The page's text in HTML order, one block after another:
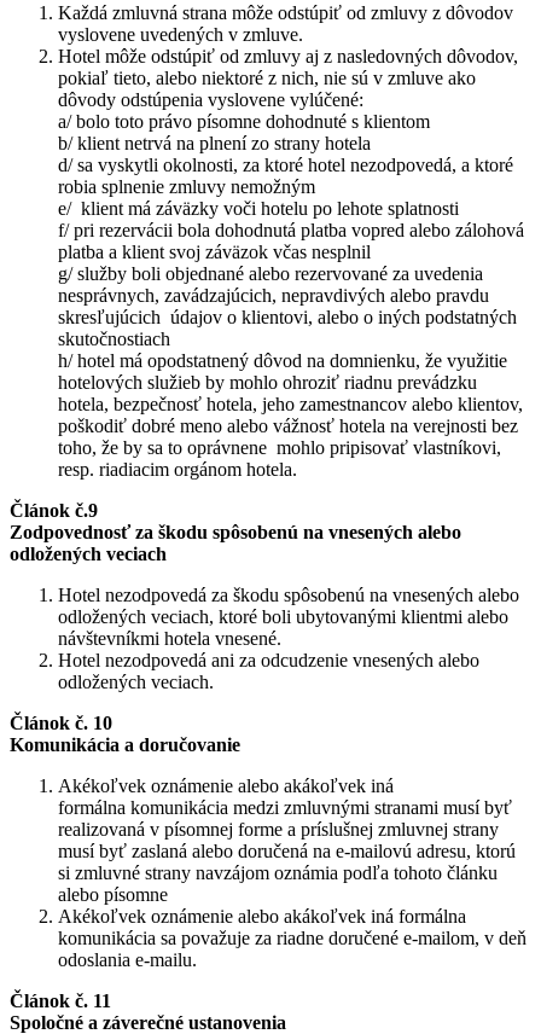
Každá zmluvná strana môže odstúpiť od zmluvy z dôvodov
vyslovene uvedených v zmluve.
Hotel môže odstúpiť od zmluvy aj z nasledovných dôvodov,
pokiaľ tieto, alebo niektoré z nich, nie sú v zmluve ako
dôvody odstúpenia vyslovene vylúčené:
a/ bolo toto právo písomne dohodnuté s klientom
b/ klient netrvá na plnení zo strany hotela
d/ sa vyskytli okolnosti, za ktoré hotel nezodpovedá, a ktoré
robia splnenie zmluvy nemožným
e/ klient má záväzky voči hotelu po lehote splatnosti
f/ pri rezervácii bola dohodnutá platba vopred alebo zálohová
platba a klient svoj záväzok včas nesplnil
g/ služby boli objednané alebo rezervované za uvedenia
nesprávnych, zavádzajúcich, nepravdivých alebo pravdu
skresľujúcich údajov o klientovi, alebo o iných podstatných
skutočnostiach
h/ hotel má opodstatnený dôvod na domnienku, že využitie
hotelových služieb by mohlo ohroziť riadnu prevádzku
hotela, bezpečnosť hotela, jeho zamestnancov alebo klientov,
poškodiť dobré meno alebo vážnosť hotela na verejnosti bez
toho, že by sa to oprávnene mohlo pripisovať vlastníkovi,
resp. riadiacim orgánom hotela.
Článok č.9
Zodpovednosť za škodu spôsobenú na vnesených alebo
odložených veciach
Hotel nezodpovedá za škodu spôsobenú na vnesených alebo
odložených veciach, ktoré boli ubytovanými klientmi alebo
návštevníkmi hotela vnesené.
Hotel nezodpovedá ani za odcudzenie vnesených alebo
odložených veciach.
Článok č. 10
Komunikácia a doručovanie
Akékoľvek oznámenie alebo akákoľvek iná
formálna komunikácia medzi zmluvnými stranami musí byť
realizovaná v písomnej forme a príslušnej zmluvnej strany
musí byť zaslaná alebo doručená na e-mailovú adresu, ktorú
si zmluvné strany navzájom oznámia podľa tohoto článku
alebo písomne
Akékoľvek oznámenie alebo akákoľvek iná formálna
komunikácia sa považuje za riadne doručené e-mailom, v deň
odoslania e-mailu.
Článok č. 11
Spoločné a záverečné ustanovenia